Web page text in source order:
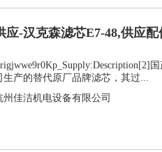
应-汉克森滤芯E7-48,供应配
生产的替代原厂品牌滤芯，其过...
州佳洁机电设备有限公司